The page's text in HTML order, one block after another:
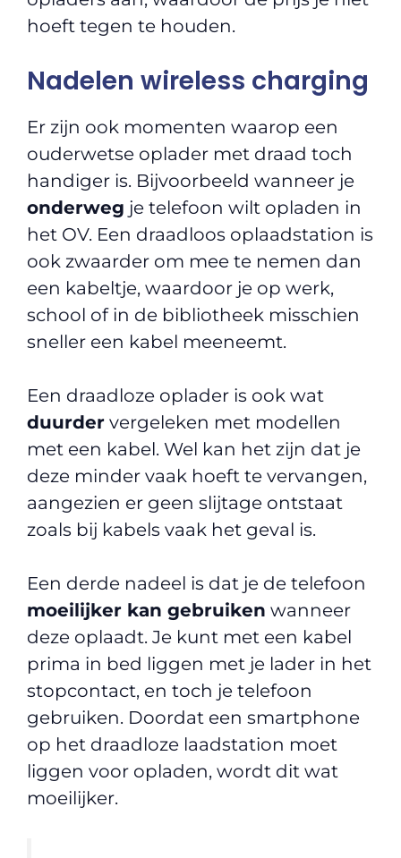
hoeft tegen te houden.
Nadelen wireless charging
Er zijn ook momenten waarop een
ouderwetse oplader met draad toch
handiger is. Bijvoorbeeld wanneer je
onderweg je telefoon wilt opladen in
het OV. Een draadloos oplaadstation is
ook zwaarder om mee te nemen dan
een kabeltje, waardoor je op werk,
school of in de bibliotheek misschien
sneller een kabel meeneemt.
Een draadloze oplader is ook wat
duurder vergeleken met modellen
met een kabel. Wel kan het zijn dat je
deze minder vaak hoeft te vervangen,
aangezien er geen slijtage ontstaat
zoals bij kabels vaak het geval is.
Een derde nadeel is dat je de telefoon
moeilijker kan gebruiken wanneer
deze oplaadt. Je kunt met een kabel
prima in bed liggen met je lader in het
stopcontact, en toch je telefoon
gebruiken. Doordat een smartphone
op het draadloze laadstation moet
liggen voor opladen, wordt dit wat
moeilijker.